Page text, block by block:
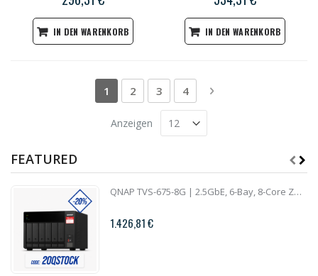
IN DEN WARENKORB IN DEN WARENKORB
Seite
Sie lesen gerade die Seite
1 Seite
2 Seite
3 Seite
4 Seite
Weiter
Anzeigen
FEATURED
QNAP TVS-675-8G | 2.5GbE, 6-Bay, 8-Core ZhaoXin CPU, 8GB RAM, M.2 Slots, PCIe Slots, SMB NAS
1.426,81 €